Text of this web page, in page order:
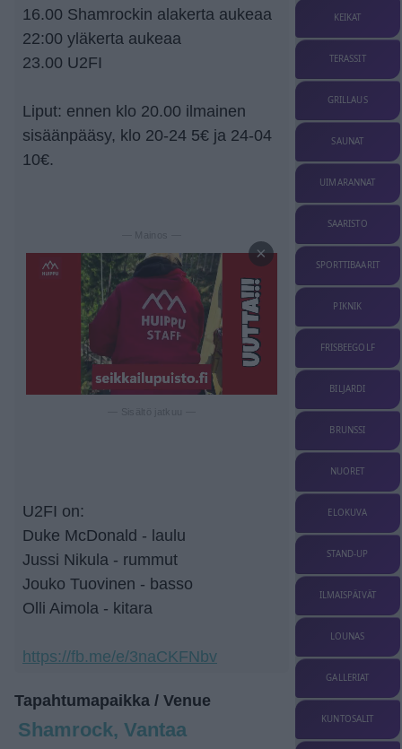
16.00 Shamrockin alakerta aukeaa
22:00 yläkerta aukeaa
23.00 U2FI
Liput: ennen klo 20.00 ilmainen
sisäänpääsy, klo 20-24 5€ ja 24-04
10€.
— Mainos —
×
U2FI on:
Duke McDonald - laulu
Jussi Nikula - rummut
Jouko Tuovinen - basso
Olli Aimola - kitara
https://fb.me/e/3naCKFNbv
Tapahtumapaikka / Venue
Shamrock, Vantaa
KEIKAT
TERASSIT
GRILLAUS
SAUNAT
UIMARANNAT
SAARISTO
SPORTTIBAARIT
PIKNIK
FRISBEEGOLF
BILJARDI
BRUNSSI
NUORET
ELOKUVA
STAND-UP
ILMAISPÄIVÄT
LOUNAS
GALLERIAT
KUNTOSALIT